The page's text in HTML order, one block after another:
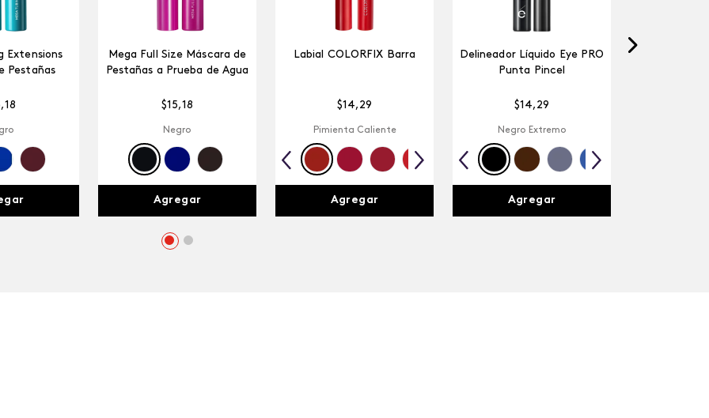
Extensions
Pestañas
,18
Mega Full Size Máscara de
Pestañas a Prueba de Agua
$15,18
Negro
Agregar
Labial COLORFIX Barra
$14, 29
Pimienta Caliente
Agregar
Delineador Líquido Eye PRO
Punta Pincel
$14, 29
Negro Extremo
Agregar